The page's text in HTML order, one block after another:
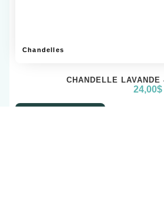
Chandelles
CHANDELLE LAVANDE
24,00$